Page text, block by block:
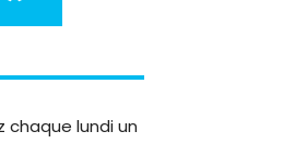
chaque lundi un